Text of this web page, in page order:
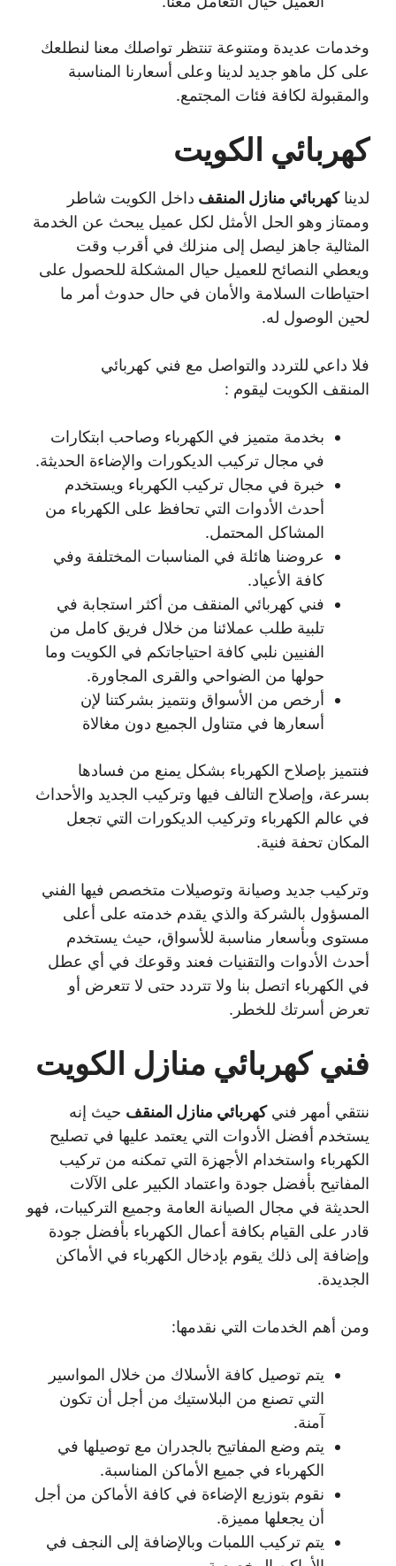
وخدمات عديدة ومتنوعة تنتظر تواصلك معنا لنطلعك
على كل ماهو جديد لدينا وعلى أسعارنا المناسبة
والمقبولة لكافة فئات المجتمع.
كهربائي الكويت
لديناكهربائي منازل المنقف داخل الكويت شاطر
وممتاز وهو الحل الأمثل لكل عميل يبحث عن الخدمة
المثالية جاهز ليصل إلى منزلك في أقرب وقت
ويعطي النصائح للعميل حيال المشكلة للحصول على
احتياطات السلامة والأمان في حال حدوث أمر ما
لحين الوصول له.
فلا داعي للتردد والتواصل مع فني كهربائي
المنقف الكويت ليقوم :
بخدمة متميز في الكهرباء وصاحب ابتكارات
في مجال تركيب الديكورات والإضاءة الحديثة.
خبرة في مجال تركيب الكهرباء ويستخدم
أحدث الأدوات التي تحافظ على الكهرباء من
المشاكل المحتمل.
عروضنا هائلة في المناسبات المختلفة وفي
كافة الأعياد.
فني كهربائي المنقف من أكثر استجابة في
تلبية طلب عملائنا من خلال فريق كامل من
الفنيين نلبي كافة احتياجاتكم في الكويت وما
حولها من الضواحي والقرى المجاورة.
أرخص من الأسواق ونتميز بشركتنا لإن
أسعارها في متناول الجميع دون مغالاة
فنتميز بإصلاح الكهرباء بشكل يمنع من فسادها
بسرعة، وإصلاح التالف فيها وتركيب الجديد والأحداث
في عالم الكهرباء وتركيب الديكورات التي تجعل
المكان تحفة فنية.
وتركيب جديد وصيانة وتوصيلات متخصص فيها الفني
المسؤول بالشركة والذي يقدم خدمته على أعلى
مستوى وبأسعار مناسبة للأسواق، حيث يستخدم
أحدث الأدوات والتقنيات فعند وقوعك في أي عطل
في الكهرباء اتصل بنا ولا تتردد حتى لا تتعرض أو
تعرض أسرتك للخطر.
فني كهربائي منازل الكويت
ننتقي أمهر فنيكهربائي منازل المنقف حيث إنه
يستخدم أفضل الأدوات التي يعتمد عليها في تصليح
الكهرباء واستخدام الأجهزة التي تمكنه من تركيب
المفاتيح بأفضل جودة واعتماد الكبير على الآلات
الحديثة في مجال الصيانة العامة وجميع التركيبات، فهو
قادر على القيام بكافة أعمال الكهرباء بأفضل جودة
وإضافة إلى ذلك يقوم بإدخال الكهرباء في الأماكن
الجديدة.
ومن أهم الخدمات التي نقدمها:
يتم توصيل كافة الأسلاك من خلال المواسير
التي تصنع من البلاستيك من أجل أن تكون
آمنة.
يتم وضع المفاتيح بالجدران مع توصيلها في
الكهرباء في جميع الأماكن المناسبة.
نقوم بتوزيع الإضاءة في كافة الأماكن من أجل
أن يجعلها مميزة.
يتم تركيب اللمبات وبالإضافة إلى النجف في